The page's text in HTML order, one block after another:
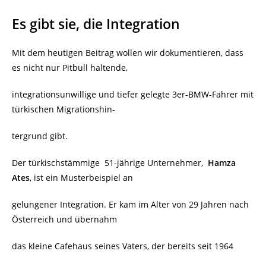
Es gibt sie, die Integration
Mit dem heutigen Beitrag wollen wir dokumentieren, dass
es nicht nur Pitbull haltende,
integrationsunwillige und tiefer gelegte 3er-BMW-Fahrer mit
türkischen Migrationshin-
tergrund gibt.
Der türkischstämmige 51-jährige Unternehmer, Hamza
Ates, ist ein Musterbeispiel an
gelungener Integration. Er kam im Alter von 29 Jahren nach
Österreich und übernahm
das kleine Cafehaus seines Vaters, der bereits seit 1964